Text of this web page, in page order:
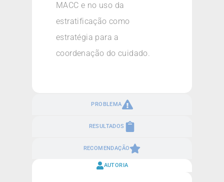
PROBLEMA
RESULTADOS
RECOMENDAÇÃO
MACC e no uso da
estratificação como
estratégia para a
coordenação do cuidado.
AUTORIA